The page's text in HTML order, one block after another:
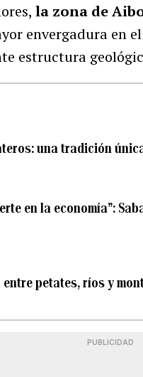
la zona de
envergadura en
estructura
una tradición
en la economía”:
entre petates, ríos y
PUBLICIDAD